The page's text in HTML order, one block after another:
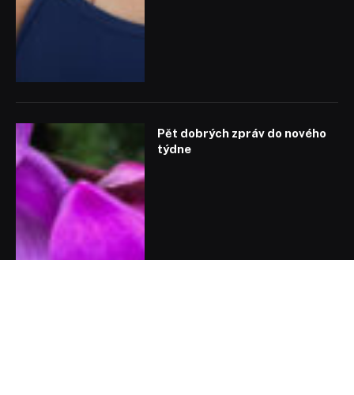
Pět dobrých zpráv do nového
týdne